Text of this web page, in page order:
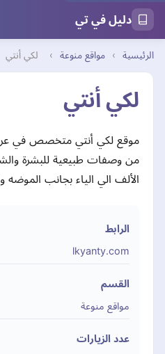
دليل في تي
الرئيسية › مواقع منوعة › لكي أنتي
لكي أنتي
موقع لكي أنتي متخصص في
من وصفات طبيعية للبشرة
الألف الي الياء بجانب الموضه
الرابط
lkyanty.com
القسم
مواقع منوعة
عدد الزيارات